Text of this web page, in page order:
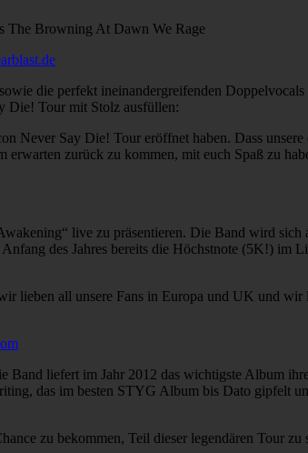
The Browning At Dawn We Rage
die perfekt ineinandergreifenden
Die! Tour mit Stolz ausfüllen:
Never Say Die! Tour eröffnet haben. Dass unsere
zurück zu kommen, mit euch Spaß zu
live zu präsentieren. Die Band wird
des Jahres bereits die Höchstnote (5K!) im
lieben all unsere Fans in Europa und UK und wir
liefert im Jahr 2012 das wichtigste Album
das im besten STYG Album bis Dato gipfelt
zu bekommen, Teil dieser legendären Tour zu